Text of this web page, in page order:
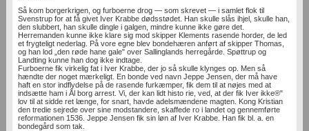
Så kom borgerkrigen, og furboerne drog — som skrevet — i samlet flok til
Svenstrup for at få givet Iver Krabbe dødsstødet. Han skulle slås ihjel, skulle han,
den slubbert, han skulle dingle i galgen, mindre kunne ikke gøre det.
Herremanden kunne ikke klare sig mod skipper Klements rasende horder, de led
et frygteligt nederlag. På vore egne blev bondehæren anført af skipper Thomas,
og han lod „den røde hane gale" over Sallinglands herregårde. Spøttrup og
Landting kunne han dog ikke indtage.
Furboerne fik virkelig fat i Iver Krabbe, der jo så skulle klynges op. Men så
hændte der noget mærkeligt. En bonde ved navn Jeppe Jensen, der må have
haft en stor indflydelse på de rasende furkæmper, fik dem til at nøjes med at
indsætte ham i Ål­ borg arrest. Vi, der kan lidt histo­ rie, ved, at der fik Iver ikke®"
lov til at sidde ret længe, for snart, havde adelsmændene magten. Kong Kristian
den tredie sejrede over sine modstandere, skaffede ro i landet og gennemførte
reformationen 1536. Jeppe Jensen fik sin løn af Iver Krabbe. Han fik bl. a. en
bondegård som tak.